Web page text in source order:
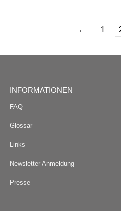
← 1
INFORMATIONEN
FAQ
Glossar
Links
Newsletter Anmeldung
Presse